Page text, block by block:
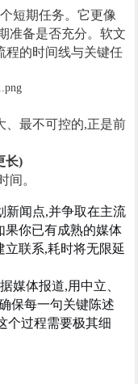
短期任务。它更像
准备是否充分。软文
程的时间线与关键任
、最不可控的,正是前
长)
间。
新闻点,并争取在主流
果你已有成熟的媒体
立联系,耗时将无限延
媒体报道,用中立、
保每一句关键陈述
个过程需要极其细